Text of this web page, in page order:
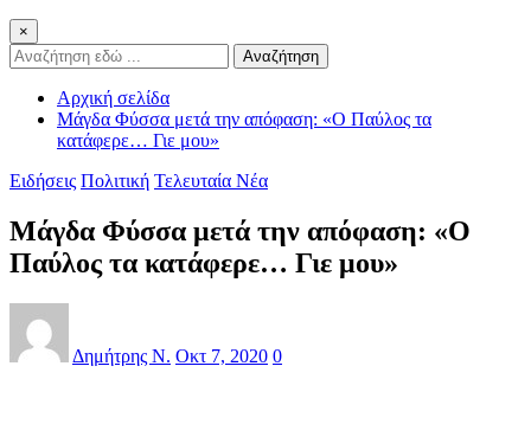
×
Αναζήτηση
Αρχική σελίδα
Μάγδα Φύσσα μετά την απόφαση: «Ο Παύλος τα
κατάφερε… Γιε μου»
Ειδήσεις Πολιτική Τελευταία Νέα
Μάγδα Φύσσα μετά την απόφαση: «Ο
Παύλος τα κατάφερε… Γιε μου»
Δημήτρης Ν. Οκτ 7, 2020 0